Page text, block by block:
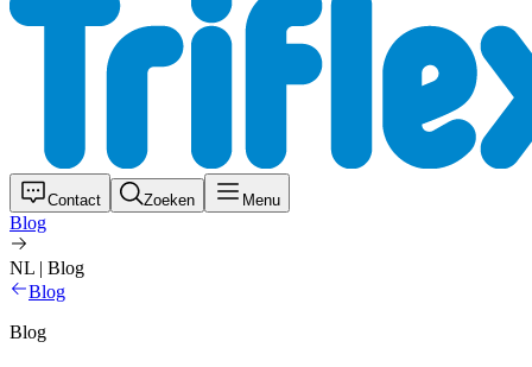
Contact Zoeken Menu
Blog
NL | Blog
Blog
Blog